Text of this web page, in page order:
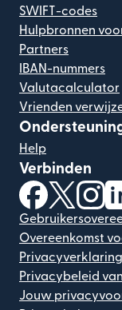
SWIFT-codes
Hulpbronnen
Partners
IBAN-nummers
Valutacalculator
Vrienden
Help
Verbinden
(wordt(wordt
Overeenkomst
Privacyverklaring
Privacybeleid
Jouw